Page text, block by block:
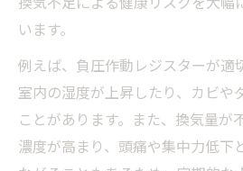
レジスター交換方法を
古い換気口交換が健康
内装工事と併せた給気
います。
例えば、負圧作動レジスターが適
室内の湿度が上昇したり、カビや
ことがあります。また、換気量が
濃度が高まり、頭痛や集中力低下